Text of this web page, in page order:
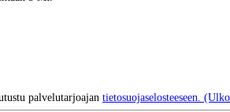
palvelutarjoajan tietosuojaselosteeseen.